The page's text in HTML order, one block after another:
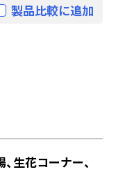
製品比較に追加
生花コーナー、